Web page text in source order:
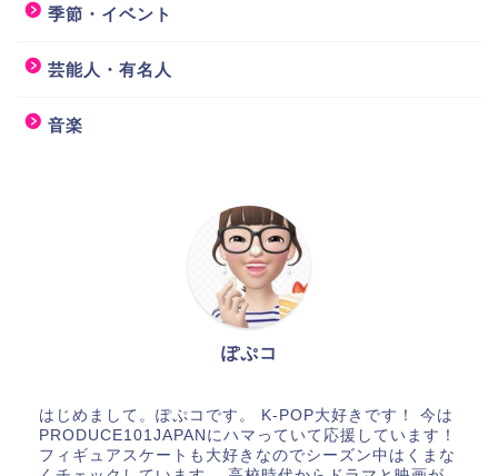
季節・イベント
芸能人・有名人
音楽
ぽぷコ
はじめまして。ぽぷコです。 K-POP大好きです！ 今は
PRODUCE101JAPANにハマっていて応援しています！
フィギュアスケートも大好きなのでシーズン中はくまな